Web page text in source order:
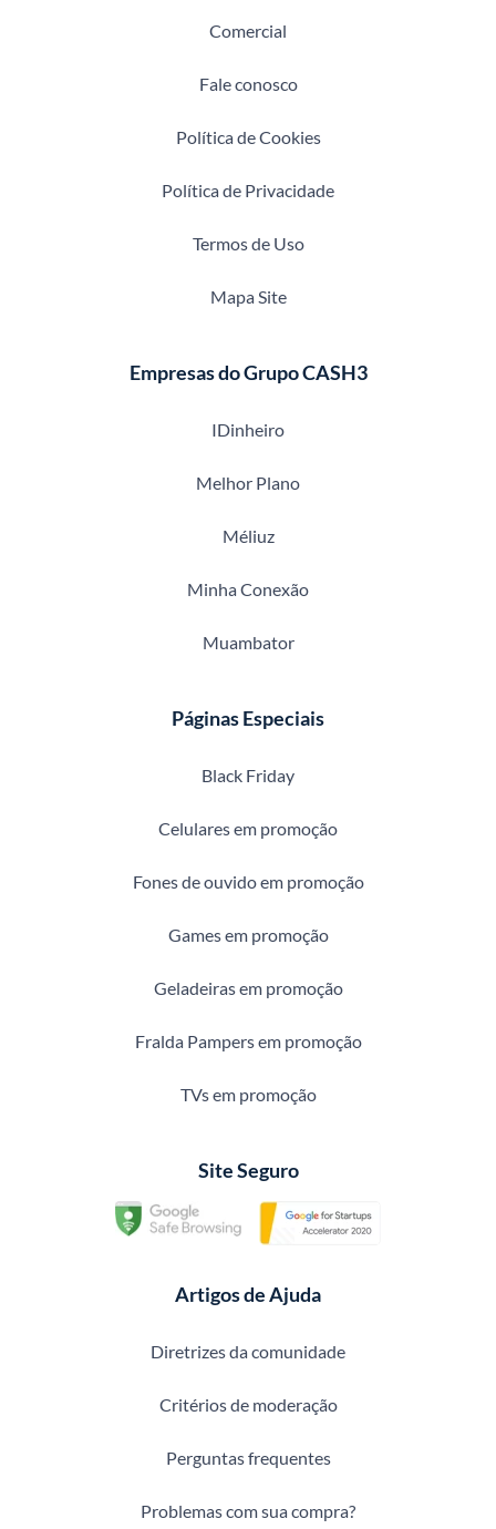
Comercial
Fale conosco
Política de Cookies
Política de Privacidade
Termos de Uso
Mapa Site
Empresas do Grupo CASH3
IDinheiro
Melhor Plano
Méliuz
Minha Conexão
Muambator
Páginas Especiais
Black Friday
Celulares em promoção
Fones de ouvido em promoção
Games em promoção
Geladeiras em promoção
Fralda Pampers em promoção
TVs em promoção
Site Seguro
Artigos de Ajuda
Diretrizes da comunidade
Critérios de moderação
Perguntas frequentes
Problemas com sua compra?